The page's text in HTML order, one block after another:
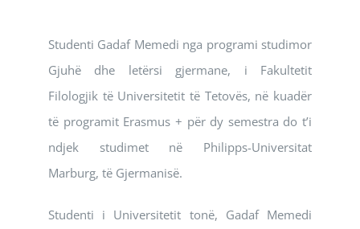
Studenti Gadaf Memedi nga programi studimor
Gjuhë dhe letërsi gjermane, i Fakultetit
Filologjik të Universitetit të Tetovës, në kuadër
të programit Erasmus + për dy semestra do t’i
ndjek studimet në Philipps-Universitat
Marburg, të Gjermanisë.
Studenti i Universitetit tonë, Gadaf Memedi